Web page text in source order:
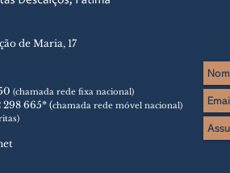
de Maria, 17
(chamada rede fixa nacional)
298 665* (chamada rede móvel nacional)